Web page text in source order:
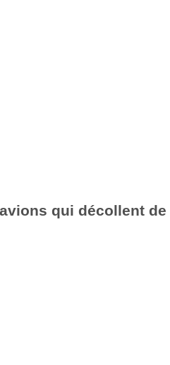
qui décollent